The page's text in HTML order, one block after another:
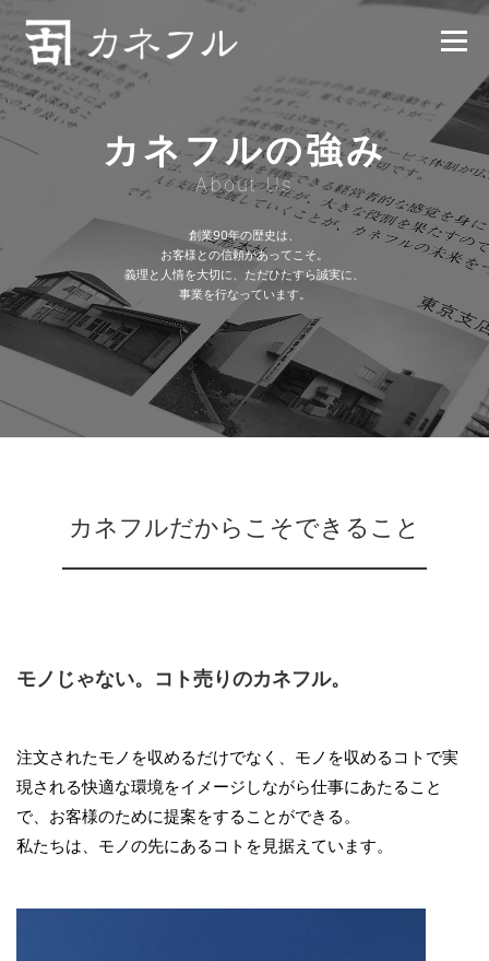
メニュー
カネフルの強み
About Us
創業90年の歴史は、
お客様との信頼があってこそ。
義理と人情を大切に、ただひたすら誠実に、
事業を行なっています。
カネフルだからこそできること
モノじゃない。コト売りのカネフル。
注文されたモノを収めるだけでなく、モノを収めるコトで実
現される快適な環境をイメージしながら仕事にあたること
で、お客様のために提案をすることができる。
私たちは、モノの先にあるコトを見据えています。